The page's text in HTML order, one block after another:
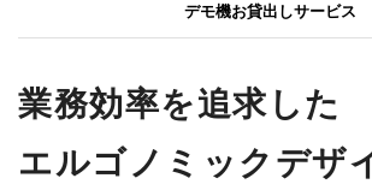
デモ機お貸出しサービス
業務効率を追求した
エルゴノミックデザ